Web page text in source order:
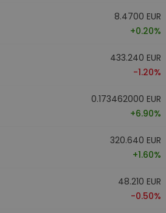
8.4700 EUR
+0.20%
433.240 EUR
-1.20%
0.173462000 EUR
+6.90%
320.640 EUR
+1.60%
48.210 EUR
-0.50%